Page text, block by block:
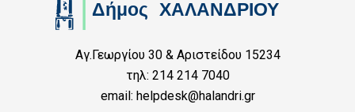
Αγ.Γεωργίου 30 & Αριστείδου 15234
τηλ: 214 214 7040
email: helpdesk@halandri.gr